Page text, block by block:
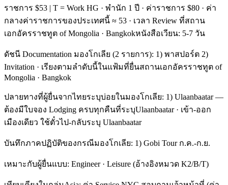
ราชการ $53 | T = Work HG · พำนัก 1 ปี · ค่าราชการ $80 · ค่า
กลางค่าราชการของประเทศนี้ ≈ 53 · เวลา Review ที่สถาน
เอกอัครราชทูต of Mongolia · Bangkokหนังสือเวียน: 5-7 วัน
ดัชนี Documentation มองโกเลีย (2 รายการ): 1) พาสปอร์ต 2)
Invitation · เรียงตามลำดับนี้ในแฟ้มที่ยื่นสถานเอกอัครราชทูต of
Mongolia · Bangkok
ปลายทางที่ผู้ยื่นจากไทยระบุบ่อยในมองโกเลีย: 1) Ulaanbaatar —
ต้องมีใบจอง Lodging ครบทุกคืนที่ระบุUlaanbaatar · เข้า-ออก
เมืองเดียว ใช้ตั๋วไป-กลับระบุ Ulaanbaatar
บันทึกภาคปฏิบัติของกรณีมองโกเลีย: 1) Gobi Tour ก.ค.-ก.ย.
เหมาะกับผู้ยื่นแบบ: Engineer · Leisure (อ้างอิงหมวด K2/B/T)